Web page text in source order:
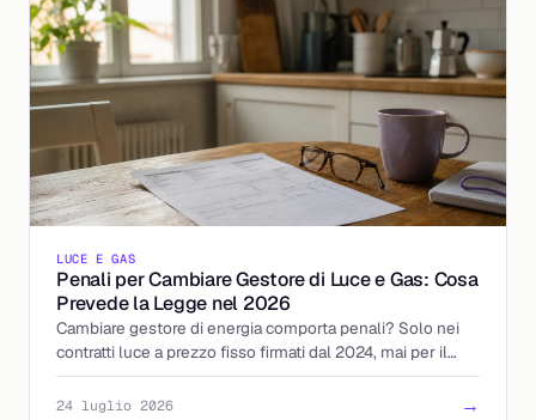
LUCE E GAS
Penali per Cambiare Gestore di Luce e Gas: Cosa
Prevede la Legge nel 2026
Cambiare gestore di energia comporta penali? Solo nei
contratti luce a prezzo fisso firmati dal 2024, mai per il
gas. Ecco le regole ARERA e come tutelarti.
24 luglio 2026 →